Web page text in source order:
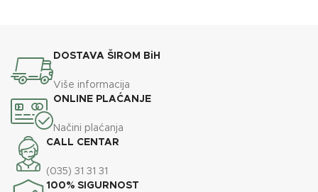
DOSTAVA ŠIROM BiH
Više informacija
ONLINE PLAĆANJE
Načini plaćanja
CALL CENTAR
(035) 31 31 31
100% SIGURNOST